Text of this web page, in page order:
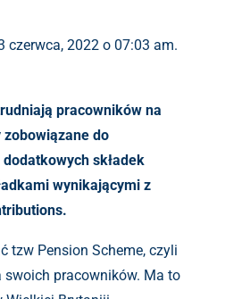
czerwca, 2022 o 07:03 am.
pracowników na
zobowiązane do
składek
wynikającymi z
tzw Pension Scheme, czyli
swoich pracowników. Ma to